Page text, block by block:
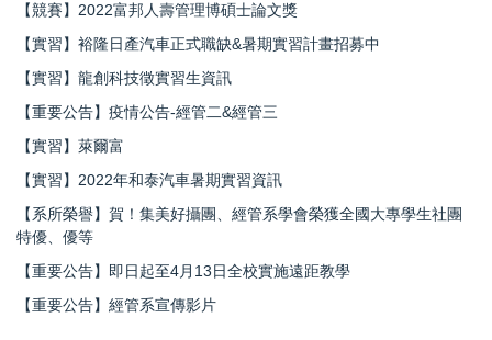
【競賽】2022富邦人壽管理博碩士論文獎
【實習】裕隆日產汽車正式職缺&暑期實習計畫招募中
【實習】龍創科技徵實習生資訊
【重要公告】疫情公告-經管二&經管三
【實習】萊爾富
【實習】2022年和泰汽車暑期實習資訊
【系所榮譽】賀！集美好攝團、經管系學會榮獲全國大專學生社團
特優、優等
【重要公告】即日起至4月13日全校實施遠距教學
【重要公告】經管系宣傳影片